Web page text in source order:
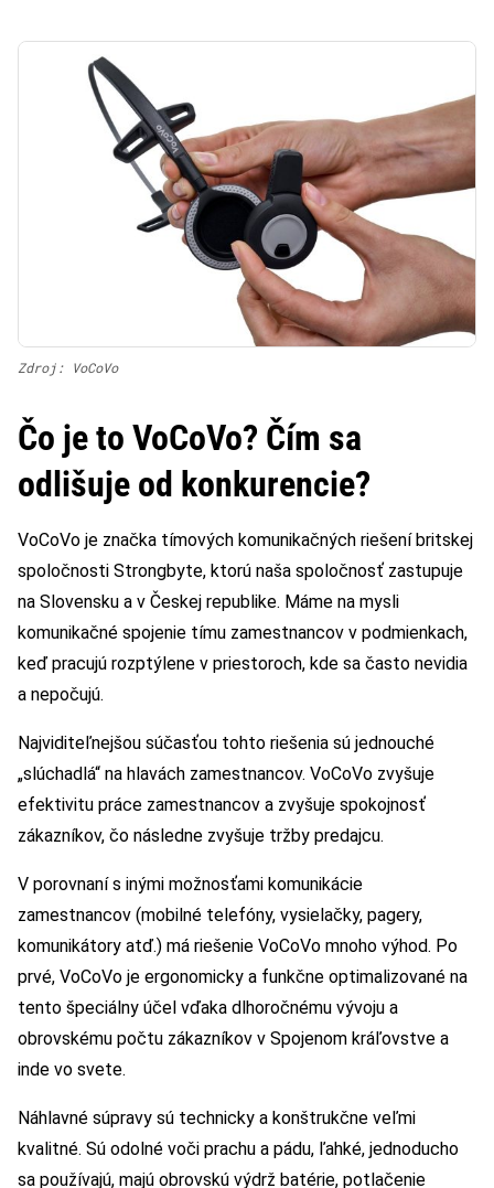
Zdroj: VoCoVo
Čo je to VoCoVo? Čím sa
odlišuje od konkurencie?
VoCoVo je značka tímových komunikačných riešení britskej
spoločnosti Strongbyte, ktorú naša spoločnosť zastupuje
na Slovensku a v Českej republike. Máme na mysli
komunikačné spojenie tímu zamestnancov v podmienkach,
keď pracujú rozptýlene v priestoroch, kde sa často nevidia
a nepočujú.
Najviditeľnejšou súčasťou tohto riešenia sú jednouché
„slúchadlá“ na hlavách zamestnancov. VoCoVo zvyšuje
efektivitu práce zamestnancov a zvyšuje spokojnosť
zákazníkov, čo následne zvyšuje tržby predajcu.
V porovnaní s inými možnosťami komunikácie
zamestnancov (mobilné telefóny, vysielačky, pagery,
komunikátory atď.) má riešenie VoCoVo mnoho výhod. Po
prvé, VoCoVo je ergonomicky a funkčne optimalizované na
tento špeciálny účel vďaka dlhoročnému vývoju a
obrovskému počtu zákazníkov v Spojenom kráľovstve a
inde vo svete.
Náhlavné súpravy sú technicky a konštrukčne veľmi
kvalitné. Sú odolné voči prachu a pádu, ľahké, jednoducho
sa používajú, majú obrovskú výdrž batérie, potlačenie